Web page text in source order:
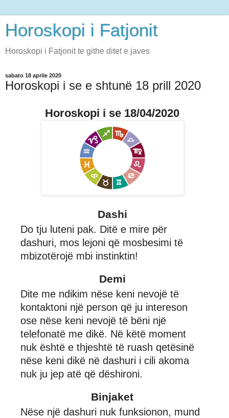
Horoskopi i Fatjonit
Horoskopi i Fatjonit te githe ditet e javes
sabato 18 aprile 2020
Horoskopi i se e shtunë 18 prill 2020
Horoskopi i se 18/04/2020
Dashi
Do tju luteni pak. Ditë e mire për
dashuri, mos lejoni që mosbesimi të
mbizotërojë mbi instinktin!
Demi
Dite me ndikim nëse keni nevojë të
kontaktoni një person që ju intereson
ose nëse keni nevojë të bëni një
telefonatë me dikë. Në këtë moment
nuk është e thjeshtë të ruash qetësinë
nëse keni dikë në dashuri i cili akoma
nuk ju jep atë që dëshironi.
Binjaket
Nëse një dashuri nuk funksionon, mund